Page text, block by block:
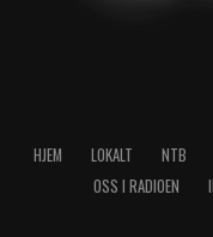
HJEM LOKALT NTB
OSS I RADIOEN